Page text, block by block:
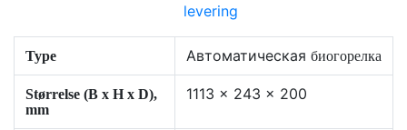
levering
Type Aвтоматическая биогорелкa
Størrelse (B x H x D),
mm
1113 x 243 x 200